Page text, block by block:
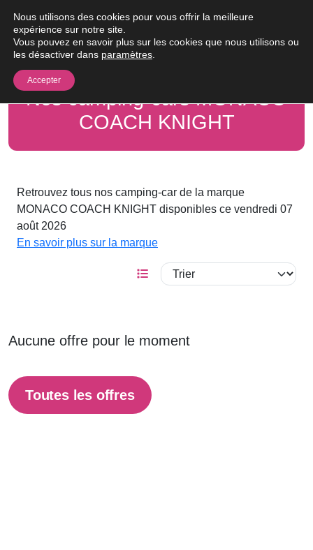
Nos camping-cars MONACO
COACH KNIGHT
Retrouvez tous nos camping-car de la marque
MONACO COACH KNIGHT disponibles ce vendredi 07
août 2026
En savoir plus sur la marque
Aucune offre pour le moment
Toutes les offres
Nous utilisons des cookies pour vous offrir la meilleure
expérience sur notre site.
Vous pouvez en savoir plus sur les cookies que nous utilisons ou
les désactiver dans paramètres
Accepter